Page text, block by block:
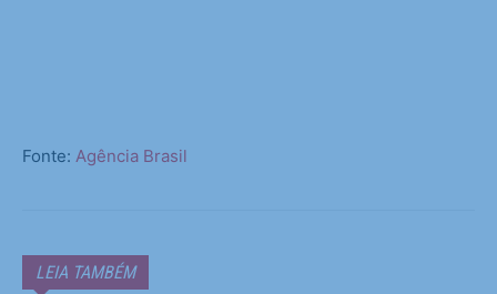
Fonte: Agência Brasil
LEIA TAMBÉM